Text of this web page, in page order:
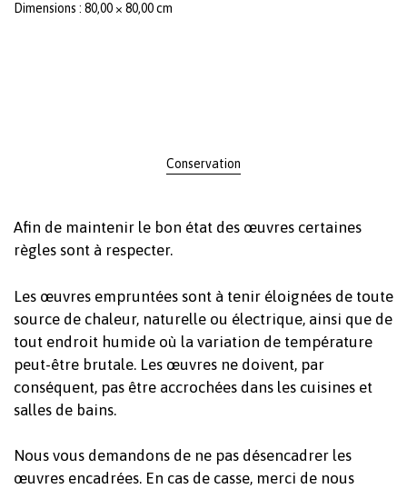
Dimensions : 80,00 × 80,00 cm
Conservation
Afin de maintenir le bon état des œuvres certaines
règles sont à respecter.
Les œuvres empruntées sont à tenir éloignées de toute
source de chaleur, naturelle ou électrique, ainsi que de
tout endroit humide où la variation de température
peut-être brutale. Les œuvres ne doivent, par
conséquent, pas être accrochées dans les cuisines et
salles de bains.
Nous vous demandons de ne pas désencadrer les
œuvres encadrées. En cas de casse, merci de nous